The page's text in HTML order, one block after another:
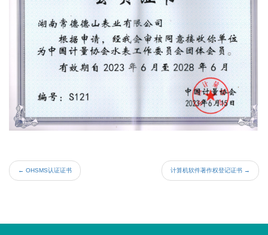
← OHSMS认证证书 计算机软件著作权登记证书 →